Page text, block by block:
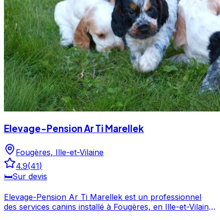
Elevage-Pension Ar Ti Marellek
Fougères, Ille-et-Vilaine
4.9(41)
🛏️Sur devis
Elevage-Pension Ar Ti Marellek est un professionnel
des services canins installé à Fougères, en Ille-et-Vilaine.